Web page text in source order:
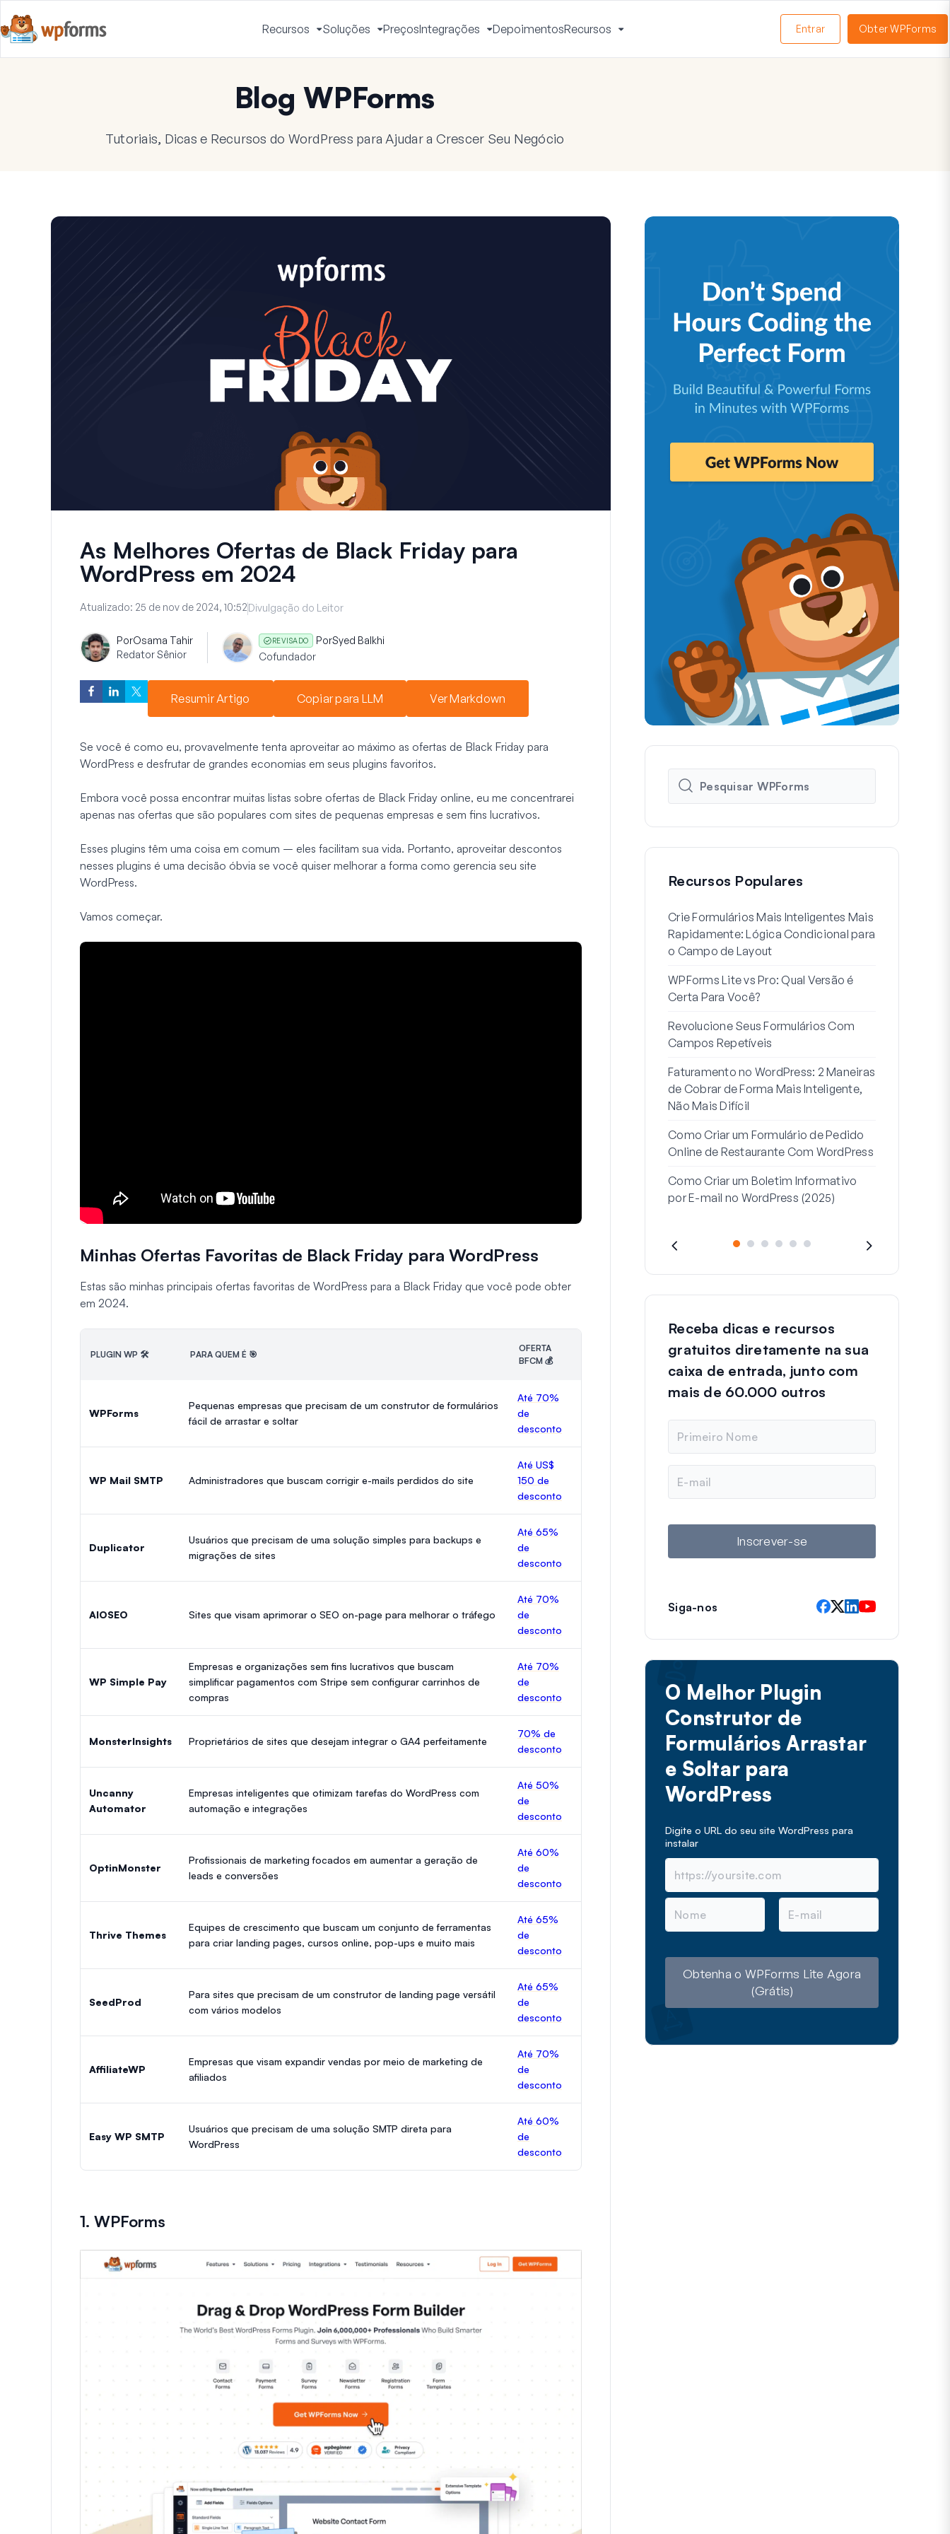
Recursos
Alternar
Menu
Soluções
Alternar
Menu
PreçosIntegrações
Alternar
Menu
DepoimentosRecursos
Menu
Entrar Obter WPForms
Blog WPForms
Tutoriais, Dicas e Recursos do WordPress para Ajudar a Crescer Seu Negócio
As Melhores Ofertas de Black Friday para
WordPress em 2024
Atualizado: 25 de nov de 2024, 10:52Divulgação do Leitor
PorOsama Tahir
Redator Sênior
REVISADO PorSyed Balkhi
Cofundador
Resumir Artigo Copiar para LLM Ver Markdown
Se você é como eu, provavelmente tenta aproveitar ao máximo as ofertas de Black Friday para
WordPress e desfrutar de grandes economias em seus plugins favoritos.
Embora você possa encontrar muitas listas sobre ofertas de Black Friday online, eu me concentrarei
apenas nas ofertas que são populares com sites de pequenas empresas e sem fins lucrativos.
Esses plugins têm uma coisa em comum – eles facilitam sua vida. Portanto, aproveitar descontos
nesses plugins é uma decisão óbvia se você quiser melhorar a forma como gerencia seu site
WordPress.
Vamos começar.
Minhas Ofertas Favoritas de Black Friday para WordPress
Estas são minhas principais ofertas favoritas de WordPress para a Black Friday que você pode obter
em 2024.
PLUGIN WP 🛠️ PARA QUEM É 🎯
OFERTA
BFCM 💰
WPForms
Pequenas empresas que precisam de um construtor de formulários
fácil de arrastar e soltar
Até 70%
de
desconto
WP Mail SMTP Administradores que buscam corrigir e-mails perdidos do site
Até US$
150 de
desconto
Duplicator
Usuários que precisam de uma solução simples para backups e
migrações de sites
Até 65%
de
desconto
AIOSEO Sites que visam aprimorar o SEO on-page para melhorar o tráfego
Até 70%
de
desconto
WP Simple Pay
Empresas e organizações sem fins lucrativos que buscam
simplificar pagamentos com Stripe sem configurar carrinhos de
compras
Até 70%
de
desconto
MonsterInsights Proprietários de sites que desejam integrar o GA4 perfeitamente
70% de
desconto
Uncanny
Automator
Empresas inteligentes que otimizam tarefas do WordPress com
automação e integrações
Até 50%
de
desconto
OptinMonster
Profissionais de marketing focados em aumentar a geração de
leads e conversões
Até 60%
de
desconto
Thrive Themes
Equipes de crescimento que buscam um conjunto de ferramentas
para criar landing pages, cursos online, pop-ups e muito mais
Até 65%
de
desconto
SeedProd
Para sites que precisam de um construtor de landing page versátil
com vários modelos
Até 65%
de
desconto
AffiliateWP
Empresas que visam expandir vendas por meio de marketing de
afiliados
Até 70%
de
desconto
Easy WP SMTP
Usuários que precisam de uma solução SMTP direta para
WordPress
Até 60%
de
desconto
1. WPForms
Recursos Populares
Crie Formulários Mais Inteligentes Mais
Rapidamente: Lógica Condicional para
o Campo de Layout
WPForms Lite vs Pro: Qual Versão é
Certa Para Você?
Revolucione Seus Formulários Com
Campos Repetíveis
Faturamento no WordPress: 2 Maneiras
de Cobrar de Forma Mais Inteligente,
Não Mais Difícil
Como Criar um Formulário de Pedido
Online de Restaurante Com WordPress
Como Criar um Boletim Informativo
por E-mail no WordPress (2025)
Receba dicas e recursos
gratuitos diretamente na sua
caixa de entrada, junto com
mais de 60.000 outros
m
e
m
i
Inscrever-se
Siga-nos
O Melhor Plugin
Construtor de
Formulários Arrastar
e Soltar para
WordPress
Digite o URL do seu site WordPress para
instalar
N
m
E
m
Obtenha o WPForms Lite Agora
(Grátis)